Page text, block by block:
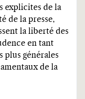
explicites de la
de la presse,
la liberté des
en tant
plus générales
de la